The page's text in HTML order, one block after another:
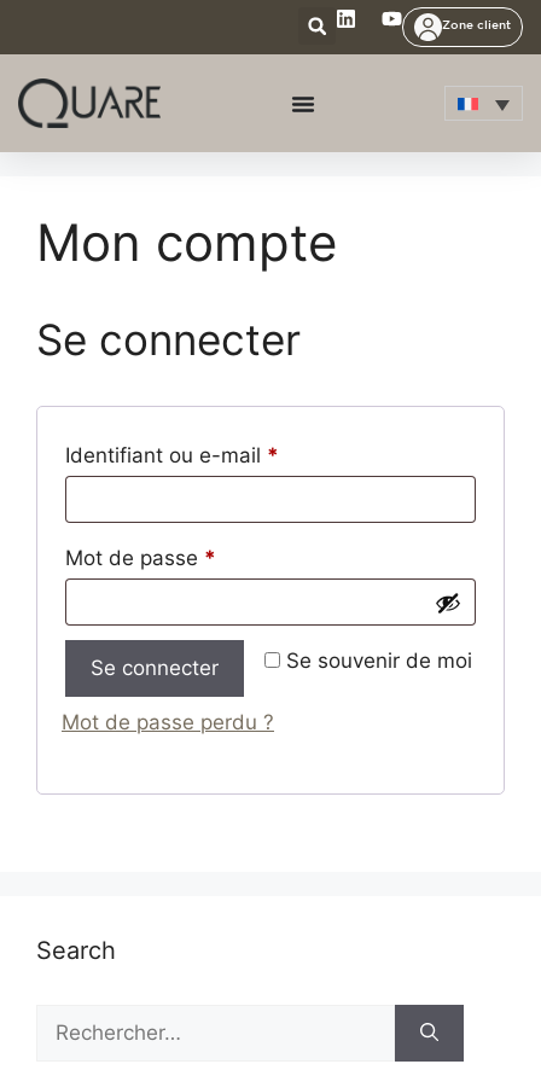
Zone client
Mon compte
Se connecter
Identifiant ou e-mail *
Mot de passe *
Se souvenir de moi
Se connecter
Mot de passe perdu ?
Search